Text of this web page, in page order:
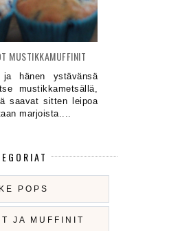
MUSTIKKAMUFFINIT
ja hänen ystävänsä
mustikkametsällä,
saavat sitten leipoa
marjoista....
POPS
JA MUFFINIT